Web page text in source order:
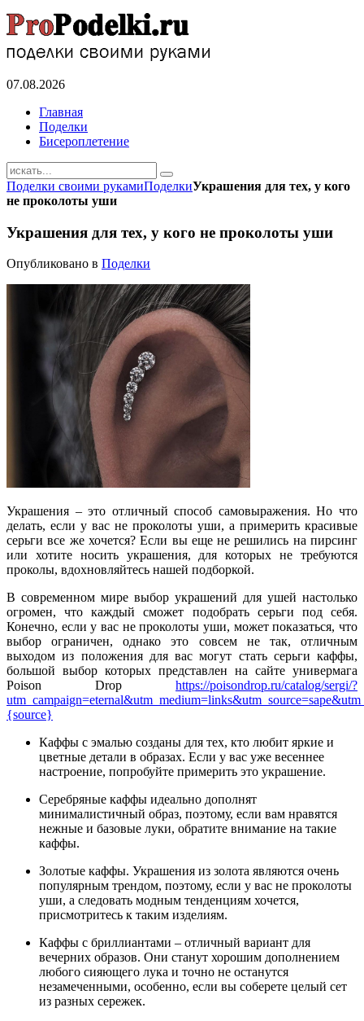
07.08.2026
Главная
Поделки
Бисероплетение
Поделки своими рукамиПоделкиУкрашения для тех, у кого
не проколоты уши
Украшения для тех, у кого не проколоты уши
Опубликовано в Поделки
Украшения – это отличный способ самовыражения. Но что
делать, если у вас не проколоты уши, а примерить красивые
серьги все же хочется? Если вы еще не решились на пирсинг
или хотите носить украшения, для которых не требуются
проколы, вдохновляйтесь нашей подборкой.
В современном мире выбор украшений для ушей настолько
огромен, что каждый сможет подобрать серьги под себя.
Конечно, если у вас не проколоты уши, может показаться, что
выбор ограничен, однако это совсем не так, отличным
выходом из положения для вас могут стать серьги каффы,
большой выбор которых представлен на сайте универмага
Poison Drop https://poisondrop.ru/catalog/sergi/?
{source}
Каффы с эмалью созданы для тех, кто любит яркие и
цветные детали в образах. Если у вас уже весеннее
настроение, попробуйте примерить это украшение.
Серебряные каффы идеально дополнят
минималистичный образ, поэтому, если вам нравятся
нежные и базовые луки, обратите внимание на такие
каффы.
Золотые каффы. Украшения из золота являются очень
популярным трендом, поэтому, если у вас не проколоты
уши, а следовать модным тенденциям хочется,
присмотритесь к таким изделиям.
Каффы с бриллиантами – отличный вариант для
вечерних образов. Они станут хорошим дополнением
любого сияющего лука и точно не останутся
незамеченными, особенно, если вы соберете целый сет
из разных сережек.